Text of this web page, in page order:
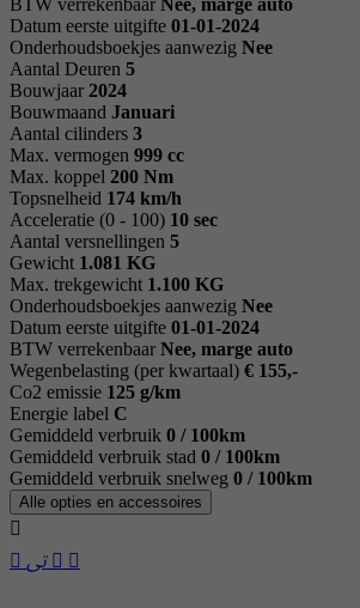
BTW verrekenbaar Nee, marge auto
Datum eerste uitgifte 01-01-2024
Onderhoudsboekjes aanwezig Nee
Aantal Deuren 5
Bouwjaar 2024
Bouwmaand Januari
Aantal cilinders 3
Max. vermogen 999 cc
Max. koppel 200 Nm
Topsnelheid 174 km/h
Acceleratie (0 - 100) 10 sec
Aantal versnellingen 5
Gewicht 1.081 KG
Max. trekgewicht 1.100 KG
Onderhoudsboekjes aanwezig Nee
Datum eerste uitgifte 01-01-2024
BTW verrekenbaar Nee, marge auto
Wegenbelasting (per kwartaal) € 155,-
Co2 emissie 125 g/km
Energie label C
Gemiddeld verbruik 0 / 100km
Gemiddeld verbruik stad 0 / 100km
Gemiddeld verbruik snelweg 0 / 100km
Alle opties en accessoires